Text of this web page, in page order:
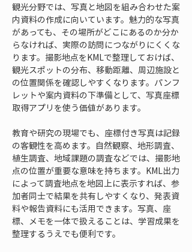
観光分野では、写真と地図を組み合わせた案
内資料の作成に向いています。魅力的な写真
があっても、その場所がどこにあるのか分か
らなければ、実際の訪問につながりにくくな
ります。撮影地点をKMLで整理しておけば、
観光スポットの分布、移動距離、周辺施設と
の位置関係を確認しやすくなります。パンフ
レットや案内資料の下準備として、写真座標
取得アプリを使う価値があります。
教育や研究の現場でも、座標付き写真は記録
の客観性を高めます。自然観察、地形調査、
植生調査、地域課題の調査などでは、撮影地
点の位置が重要な意味を持ちます。KML出力
によって調査地点を地図上に表示すれば、参
加者同士で結果を共有しやすくなり、発表資
料や報告資料にも活用できます。写真、座
標、メモを一体で扱えることは、学習成果を
整理するうえでも便利です。